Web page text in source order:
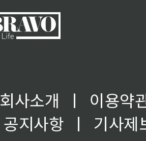
회사소개 ㅣ
이용약
공지사항
ㅣ
기사제